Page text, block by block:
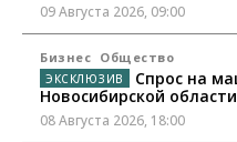
09 Августа 2026, 09:00
Бизнес Общество
Спрос на
Новосибирской
08 Августа 2026, 18:00